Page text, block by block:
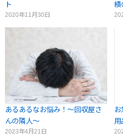
ト
2020年11月30日
績
あるあるなお悩み！～回収屋さ
んの隣人～
2023年4月21日
用